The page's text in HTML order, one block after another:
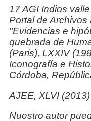
17 AGI Indios
Portal de
"Evidencias e
quebrada de
(Paris), LXXIV
Iconografía e
Córdoba,
AJEE, XLVI (2013)
Nuestro autor